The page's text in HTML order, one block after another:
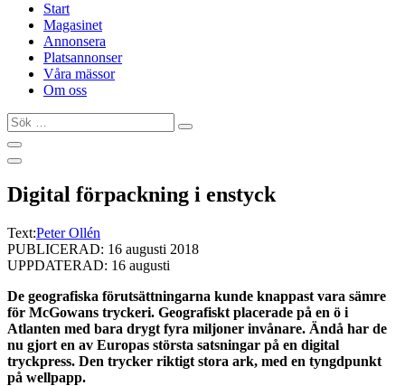
Start
Magasinet
Annonsera
Platsannonser
Våra mässor
Om oss
Sök
…
Digital förpackning i enstyck
Text:Peter Ollén
PUBLICERAD: 16 augusti 2018
UPPDATERAD: 16 augusti
De geografiska förutsättningarna kunde knappast vara sämre
för McGowans tryckeri. Geografiskt placerade på en ö i
Atlanten med bara drygt fyra miljoner invånare. Ändå har de
nu gjort en av Europas största satsningar på en digital
tryckpress. Den trycker riktigt stora ark, med en tyngdpunkt
på wellpapp.